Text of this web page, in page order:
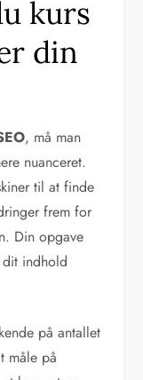
kurs
din
, må man
nuanceret.
til at finde
frem for
Din opgave
dit indhold
på antallet
måle på